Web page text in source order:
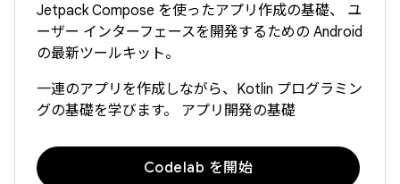
Jetpack Compose を使ったアプリ作成の基礎、 ユ
ーザー インターフェースを開発するための Android
の最新ツールキット。
一連のアプリを作成しながら、Kotlin プログラミン
グの基礎を学びます。 アプリ開発の基礎
Codelab を開始